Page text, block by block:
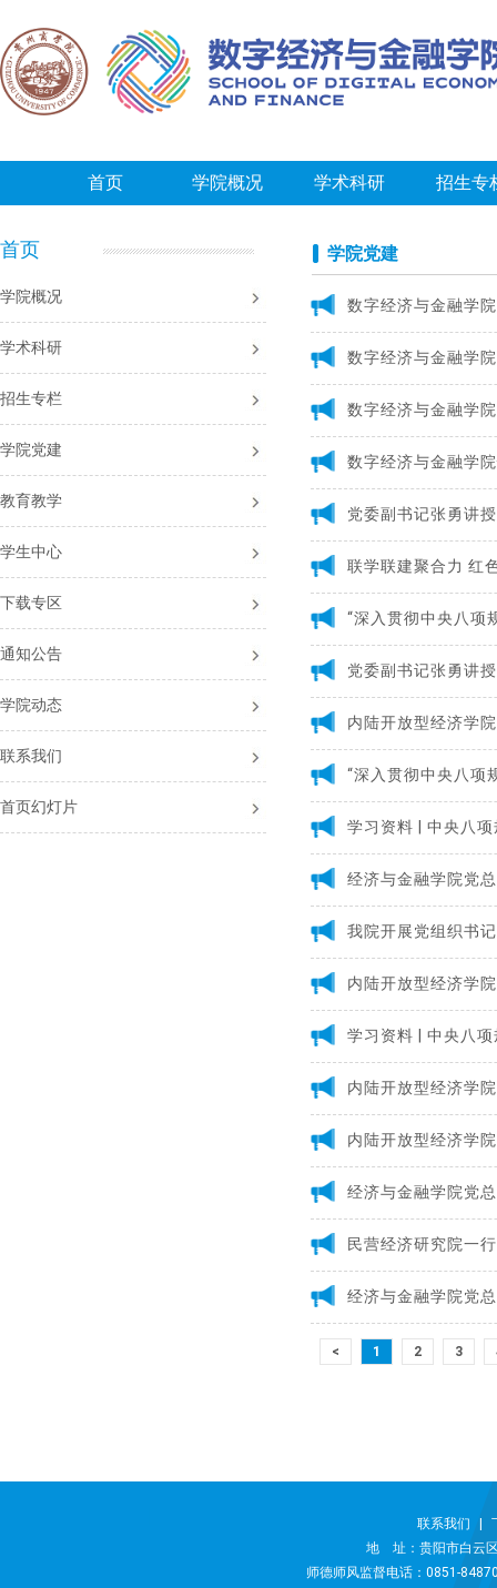
首页 学院概况 学术科研 招生专
首页
学院概况
学术科研
招生专栏
学院党建
教育教学
学生中心
下载专区
通知公告
学院动态
联系我们
首页幻灯片
学院党建
数字经济与金融学
数字经济与金融学
数字经济与金融学
党委副书记张勇讲
联学联建聚合力 红
“深入贯彻中央八项
党委副书记张勇讲
“深入贯彻中央八项
学习资料 | 中央八
经济与金融学院党
我院开展党组织书
学习资料 | 中央八
内陆开放型经济学
内陆开放型经济学
经济与金融学院党
民营经济研究院一
经济与金融学院党
< 1 2 3
联系我们
地 址：贵阳市白云
师德师风监督电话：0851-